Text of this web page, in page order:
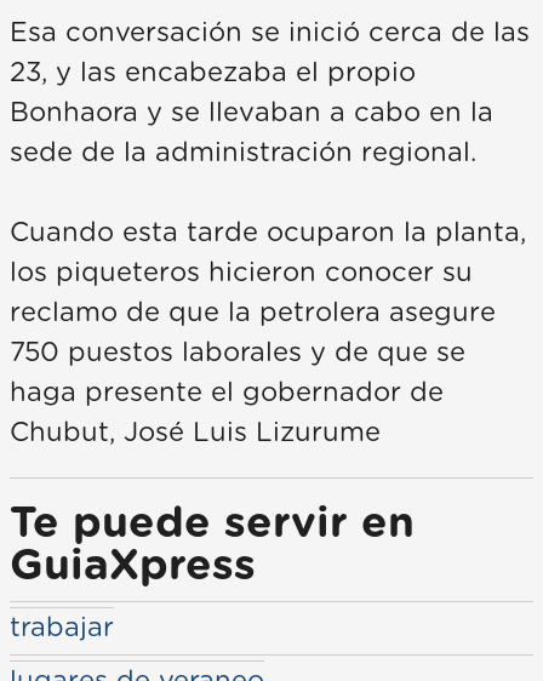
Esa conversación se inició cerca de las
23, y las encabezaba el propio
Bonhaora y se llevaban a cabo en la
sede de la administración regional.
Cuando esta tarde ocuparon la planta,
los piqueteros hicieron conocer su
reclamo de que la petrolera asegure
750 puestos laborales y de que se
haga presente el gobernador de
Chubut, José Luis Lizurume
Te puede servir en
GuiaXpress
trabajar